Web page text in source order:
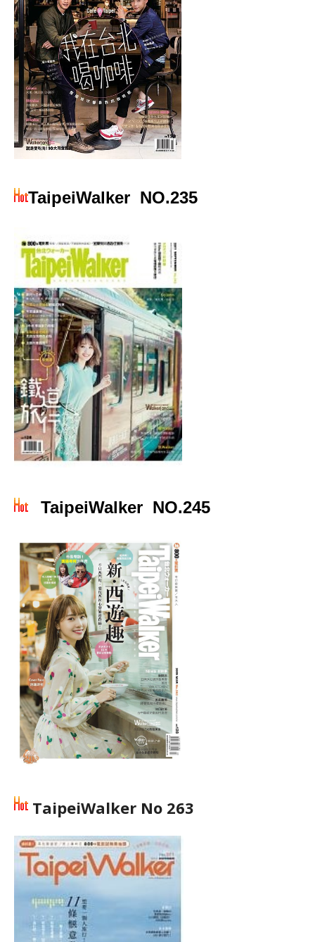
TaipeiWalker NO.235
TaipeiWalker NO.245
TaipeiWalker No 263